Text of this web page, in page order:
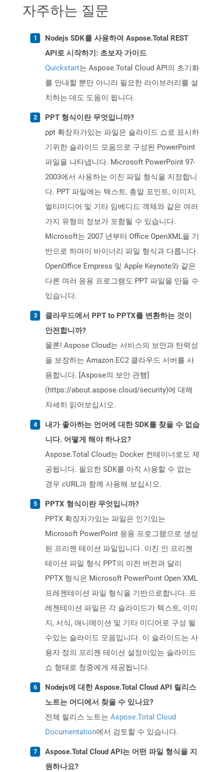
자주하는 질문
Nodejs SDK를 사용하여 Aspose.Total REST
API로 시작하기: 초보자 가이드
Quickstart는 Aspose.Total Cloud API의 초기화
를 안내할 뿐만 아니라 필요한 라이브러리를 설
치하는 데도 도움이 됩니다.
PPT 형식이란 무엇입니까?
ppt 확장자가있는 파일은 슬라이드 쇼로 표시하
기위한 슬라이드 모음으로 구성된 PowerPoint
파일을 나타냅니다. Microsoft PowerPoint 97-
2003에서 사용하는 이진 파일 형식을 지정합니
다. PPT 파일에는 텍스트, 총알 포인트, 이미지,
멀티미디어 및 기타 임베디드 객체와 같은 여러
가지 유형의 정보가 포함될 수 있습니다.
Microsoft는 2007 년부터 Office OpenXML을 기
반으로 하며이 바이너리 파일 형식과 다릅니다.
OpenOffice Empress 및 Apple Keynote와 같은
다른 여러 응용 프로그램도 PPT 파일을 만들 수
있습니다.
클라우드에서 PPT to PPTX를 변환하는 것이
안전합니까?
물론! Aspose Cloud는 서비스의 보안과 탄력성
을 보장하는 Amazon EC2 클라우드 서버를 사
용합니다. [Aspose의 보안 관행]
(https://about.aspose.cloud/security)에 대해
자세히 읽어보십시오.
내가 좋아하는 언어에 대한 SDK를 찾을 수 없습
니다. 어떻게 해야 하나요?
Aspose.Total Cloud는 Docker 컨테이너로도 제
공됩니다. 필요한 SDK를 아직 사용할 수 없는
경우 cURL과 함께 사용해 보십시오.
PPTX 형식이란 무엇입니까?
PPTX 확장자가있는 파일은 인기있는
Microsoft PowerPoint 응용 프로그램으로 생성
된 프리젠 테이션 파일입니다. 이진 인 프리젠
테이션 파일 형식 PPT의 이전 버전과 달리
PPTX 형식은 Microsoft PowerPoint Open XML
프레젠테이션 파일 형식을 기반으로합니다. 프
레젠테이션 파일은 각 슬라이드가 텍스트, 이미
지, 서식, 애니메이션 및 기타 미디어로 구성 될
수있는 슬라이드 모음입니다. 이 슬라이드는 사
용자 정의 프리젠 테이션 설정이있는 슬라이드
쇼 형태로 청중에게 제공됩니다.
Nodejs에 대한 Aspose.Total Cloud API 릴리스
노트는 어디에서 찾을 수 있나요?
전체 릴리스 노트는 Aspose.Total Cloud
Documentation에서 검토할 수 있습니다.
Aspose.Total Cloud API는 어떤 파일 형식을 지
원하나요?